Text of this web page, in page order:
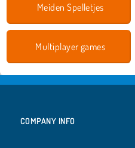
Meiden Spelletjes
Multiplayer games
COMPANY INFO